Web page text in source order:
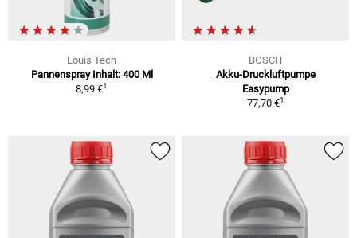
Louis Tech
Pannenspray Inhalt: 400 Ml
8,99 €1
BOSCH
Akku-Druckluftpumpe
Easypump
77,70 €1